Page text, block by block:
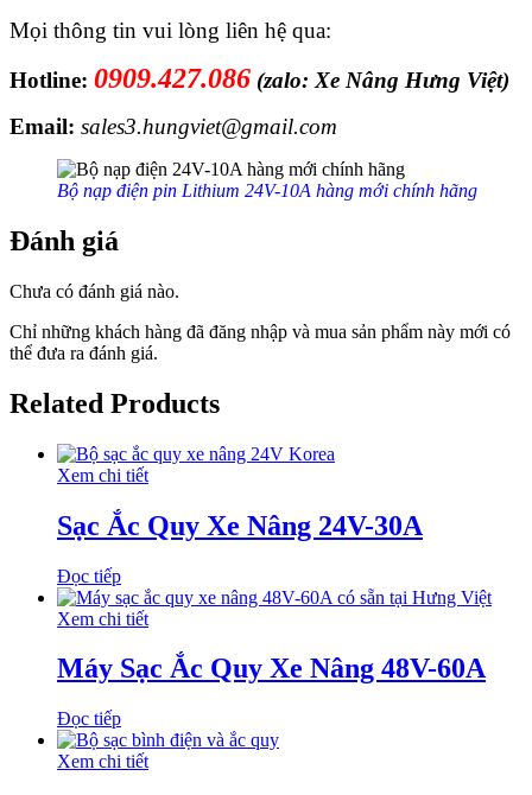
Mọi thông tin vui lòng liên hệ qua:
Hotline: 0909.427.086 (zalo: Xe Nâng Hưng Việt)
Email: sales3.hungviet@gmail.com
Bộ nạp điện pin Lithium 24V-10A hàng mới chính hãng
Đánh giá
Chưa có đánh giá nào.
Chỉ những khách hàng đã đăng nhập và mua sản phẩm này mới có
thể đưa ra đánh giá.
Related Products
Xem chi tiết
Sạc Ắc Quy Xe Nâng 24V-30A
Đọc tiếp
Xem chi tiết
Máy Sạc Ắc Quy Xe Nâng 48V-60A
Đọc tiếp
Xem chi tiết